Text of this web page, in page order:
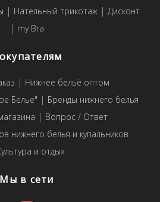
Нательный трикотаж
Дисконт
my Bra
Нижнее бельё оптом
Белье"
Бренды нижнего белья
Вопрос / Ответ
нижнего белья и купальников
и отдых
Мы в сети